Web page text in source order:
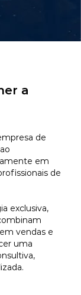
a
de
em
de
exclusiva,
vendas e
uma